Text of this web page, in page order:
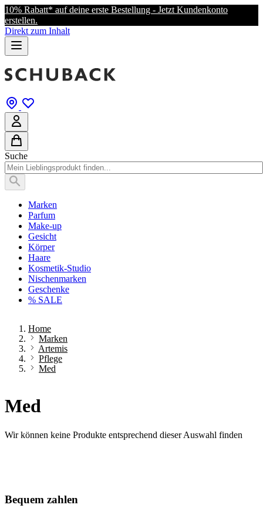
10% Rabatt* auf deine erste Bestellung - Jetzt Kundenkonto
erstellen.
Direkt zum Inhalt
Suche
Marken
Parfum
Make-up
Gesicht
Körper
Haare
Kosmetik-Studio
Nischenmarken
Geschenke
% SALE
Home
Marken
Artemis
Pflege
Med
Med
Wir können keine Produkte entsprechend dieser Auswahl finden
Bequem zahlen